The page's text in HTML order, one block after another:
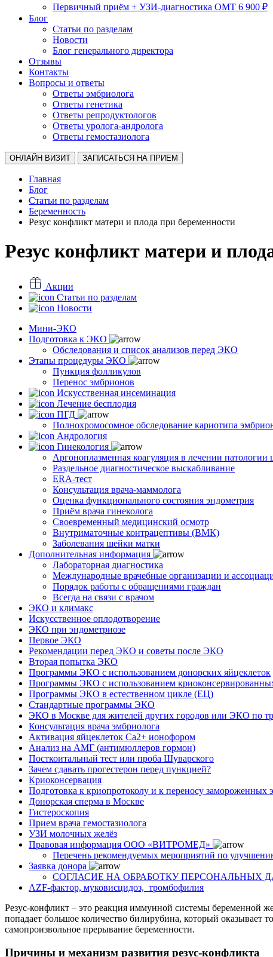
Первичный приём + УЗИ-диагностика ОМТ 6 900 ₽
Блог
Статьи по разделам
Новости
Блог генерального директора
Отзывы
Контакты
Вопросы и ответы
Ответы эмбриолога
Ответы генетика
Ответы репродуктологов
Ответы уролога-андролога
Ответы гемостазиолога
ОНЛАЙН ВИЗИТ ЗАПИСАТЬСЯ НА ПРИЕМ
Главная
Блог
Статьи по разделам
Беременность
Резус конфликт матери и плода при беременности
Резус конфликт матери и
Акции
Статьи по разделам
Новости
Мини-ЭКО
Подготовка к ЭКО
Обследования и список анализов перед ЭКО
Этапы процедуры ЭКО
Пункция фолликулов
Перенос эмбрионов
Искусственная инсеминация
Лечение бесплодия
ПГД
Полнохромосомное обследование кариотипа
Андрология
Гинекология
Аргоноплазменная коагуляция в лечении патологии
Раздельное диагностическое выскабливание
ERA-тест
Консультация врача-маммолога
Оценка функционального состояния эндометрия
Приём врача гинеколога
Своевременный медицинский осмотр
Внутриматочные контрацептивы (ВМК)
Заболевания шейки матки
Дополнительная информация
Лабораторная диагностика
Международные врачебные организации и
Порядок работы с обращениями граждан
Всегда на связи с врачом
ЭКО и климакс
Искусственное оплодотворение
ЭКО при эндометриозе
Первое ЭКО
Рекомендации перед ЭКО и советы после ЭКО
Вторая попытка ЭКО
Программы ЭКО с использованием донорских яйцеклеток
Программы ЭКО с использованием
Программы ЭКО в естественном цикле (ЕЦ)
Стандартные программы ЭКО
ЭКО в Москве для жителей других городов или ЭКО по
Консультация врача эмбриолога
Активация яйцеклеток Са2+ ионофором
Анализ на АМГ (антимюллеров гормон)
Посткоитальный тест или проба Шуварского
Зачем сдавать прогестерон перед пункцией?
Криоконсервация
Подготовка к криопротоколу и к переносу замороженных
Донорская сперма в Москве
Гистероскопия
Прием врача гемостазиолога
УЗИ молочных желёз
Правовая информация ООО «ВИТРОМЕД»
Перечень рекомендуемых мероприятий по
Заявка донора
СОГЛАСИЕ НА ОБРАБОТКУ ПЕРСОНАЛЬНЫХ
AZF-фактор, муковисцидоз, тромбофилия
Резус-конфликт – это реакция иммунной системы беременной
попадает большое количество билирубина, который оказывает
самопроизвольное прерывание беременности.
Причины и механизм развития резус-конфликта